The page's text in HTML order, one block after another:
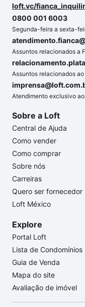
loft.vc/
0800 001 6003
Segunda-feira a sexta-
Assuntos relacionados a
Assuntos relacionados
Atendimento exclusivo
Sobre a Loft
Central de Ajuda
Como vender
Como comprar
Sobre nós
Carreiras
Quero ser fornecedor
Loft México
Explore
Portal Loft
Lista de Condomínios
Guia de Venda
Mapa do site
Avaliação de imóvel